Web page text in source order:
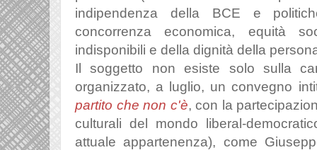
indipendenza della BCE e
concorrenza economica, equità
indisponibili e della dignità della
Il soggetto non esiste solo sulla
organizzato, a luglio, un convegno
partito che non c'è, con la
culturali del mondo liberal-
attuale appartenenza), come